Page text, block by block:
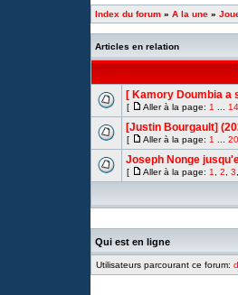
Index du forum » A la une »
Articles en relation
[ Kamory Doumbia a
[ Aller à la page: 1
[Justin Bourgault]
[ Aller à la page: 1 20
Joseph Nonge
[ Aller à la page: 1 2 3
Qui est en ligne
Utilisateurs parcourant ce forum: